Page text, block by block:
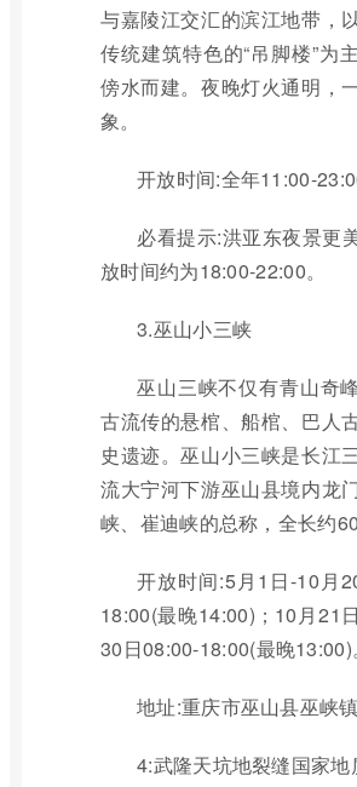
与嘉陵江交汇的滨江地带，
传统建筑特色的“吊脚楼”为
傍水而建。夜晚灯火通明，
象。
开放时间:全年11:00-
必看提示:洪亚东夜景更
放时间约为18:00-22:00。
3.巫山小三峡
巫山三峡不仅有青山奇
古流传的悬棺、船棺、巴人
史遗迹。巫山小三峡是长江
流大宁河下游巫山县境内龙
峡、崔迪峡的总称，全长约60
开放时间:5月1日-10月
18:00(最晚14:00)；10月21
30日08:00-18:00(最晚13:00)。
地址:重庆市巫山县巫峡
4:武隆天坑地裂缝国家地